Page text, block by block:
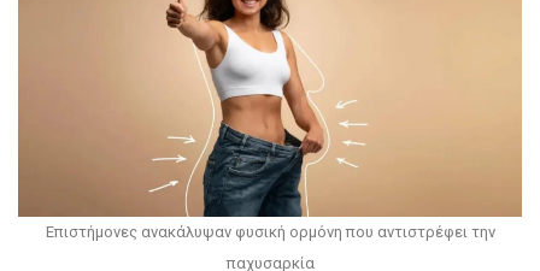
Επιστήμονες ανακάλυψαν φυσική ορμόνη που αντιστρέφει την
παχυσαρκία